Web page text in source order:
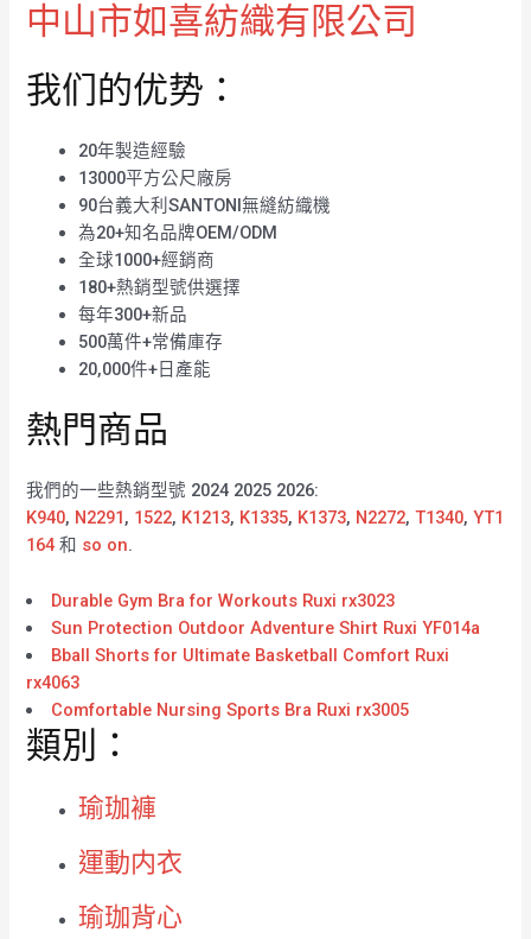
中山市如喜紡織有限公司
我们的优势：
20年製造經驗
13000平方公尺廠房
90台義大利SANTONI無縫紡織機
為20+知名品牌OEM/ODM
全球1000+經銷商
180+熱銷型號供選擇
每年300+新品
500萬件+常備庫存
20,000件+日產能
熱門商品
我們的一些熱銷型號 2024 2025 2026:
K940, N2291 , 1522, K1213, K1335, K1373, N2272,T1340,YT1
164 和 so on.
Durable Gym Bra for Workouts Ruxi rx3023
Sun Protection Outdoor Adventure Shirt Ruxi YF014a
Bball Shorts for Ultimate Basketball Comfort Ruxi
rx4063
Comfortable Nursing Sports Bra Ruxi rx3005
類別：
瑜珈褲
運動内衣
瑜珈背心